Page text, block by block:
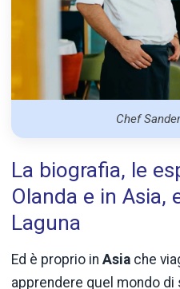
Chef
La biografia, le
Olanda e in Asia,
Laguna
Ed è proprio in Asia che
apprendere quel mondo di